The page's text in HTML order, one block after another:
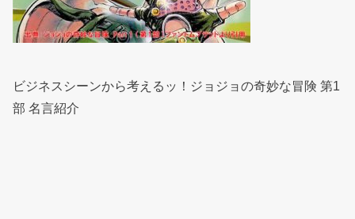
ビジネスシーンから考えるッ！ジョジョの奇妙な冒険 第1
部 名言紹介